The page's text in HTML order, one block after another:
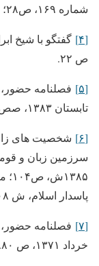
شماره ۱۶۹، ص۲۸؛ مسلمانان آفریقا، صص ۳۲۳-۳۲۱٫
[۴]
ص ۲۲.
[۵]
تابستان ۱۳۸۳، صص ۲۳ – ۲۴
[۶]
شخصیت های
سرزمین زبان و
پاسدار اسلام، ش ۴۰۸ – ۴۰۷، ص۳۰.
[۷]
فصلنامه
خرداد ۱۳۷۱، ص ۸۰.